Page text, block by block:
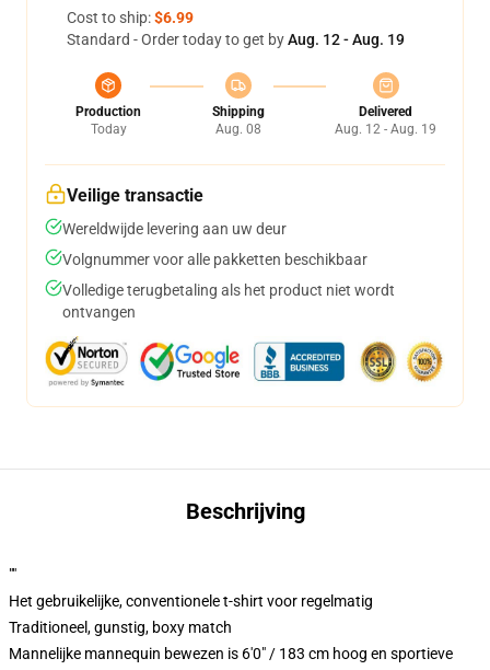
Cost to ship:$6.99
Standard - Order today to get byAug. 12 - Aug. 19
Production
Today
Shipping
Aug. 08
Delivered
Aug. 12 - Aug. 19
Veilige transactie
Wereldwijde levering aan uw deur
Volgnummer voor alle pakketten beschikbaar
Volledige terugbetaling als het product niet wordt
ontvangen
Beschrijving
""
Het gebruikelijke, conventionele t-shirt voor regelmatig
Traditioneel, gunstig, boxy match
Mannelijke mannequin bewezen is 6'0" / 183 cm hoog en sportieve